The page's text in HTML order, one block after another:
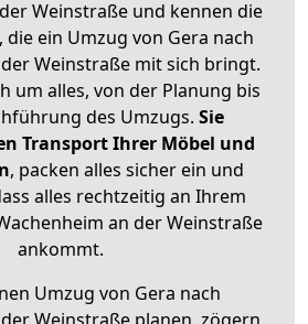
Weinstraße und kennen die
ein Umzug von Gera nach
Weinstraße mit sich bringt.
um alles, von der Planung bis
des Umzugs. Sie
Transport Ihrer Möbel und
, packen alles sicher ein und
alles rechtzeitig an Ihrem
an der Weinstraße
ankommt.
Umzug von Gera nach